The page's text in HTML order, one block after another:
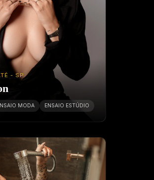
- SP
MODA ENSAIO ESTÚDIO